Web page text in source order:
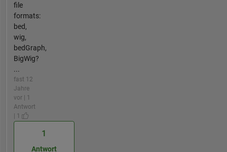
file
formats:
bed,
wig,
bedGraph,
BigWig?
...
fast 12
Jahre
vor | 1
Antwort
| 1
1
Antwort